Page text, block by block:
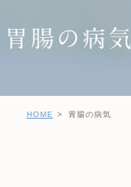
胃腸の病気
HOME 胃腸の病気